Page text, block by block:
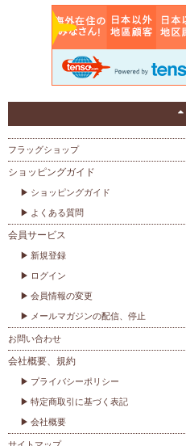
フラッグショップ
ショッピングガイド
ショッピングガイド
よくある質問
会員サービス
新規登録
ログイン
会員情報の変更
メールマガジンの配信、停止
お問い合わせ
会社概要、規約
プライバシーポリシー
特定商取引に基づく表記
会社概要